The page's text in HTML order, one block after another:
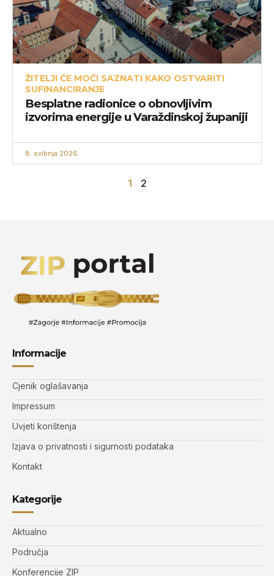
ŽITELJI ĆE MOĆI SAZNATI KAKO OSTVARITI
SUFINANCIRANJE
Besplatne radionice o obnovljivim
izvorima energije u Varaždinskoj županiji
8. svibnja 2026.
1 2
Informacije
Cjenik oglašavanja
Impressum
Uvjeti korištenja
Izjava o privatnosti i sigurnosti podataka
Kontakt
Kategorije
Aktualno
Područja
Konferencije ZIP